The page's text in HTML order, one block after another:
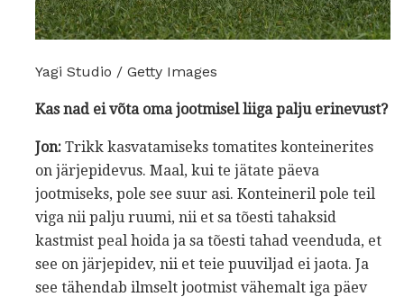
Yagi Studio / Getty Images
Kas nad ei võta oma jootmisel liiga palju erinevust?
Jon: Trikk kasvatamiseks tomatites konteinerites
on järjepidevus. Maal, kui te jätate päeva
jootmiseks, pole see suur asi. Konteineril pole teil
viga nii palju ruumi, nii et sa tõesti tahaksid
kastmist peal hoida ja sa tõesti tahad veenduda, et
see on järjepidev, nii et teie puuviljad ei jaota. Ja
see tähendab ilmselt jootmist vähemalt iga päev